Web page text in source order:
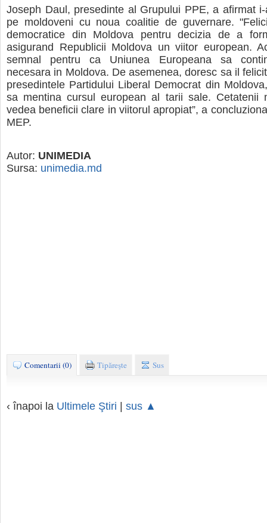
Joseph Daul, presedinte al Grupului PPE, a afirmat
pe moldoveni cu noua coalitie de guvernare.
democratice din Moldova pentru decizia de a
asigurand Republicii Moldova un viitor european.
semnal pentru ca Uniunea Europeana sa
necesara in Moldova. De asemenea, doresc sa il
presedintele Partidului Liberal Democrat din
sa mentina cursul european al tarii sale. Cetatenii
vedea beneficii clare in viitorul apropiat”, a
MEP.
Autor: UNIMEDIA
Sursa: unimedia.md
Comentarii (0) Tipăreşte Sus
‹ înapoi la Ultimele Ştiri | sus ▲